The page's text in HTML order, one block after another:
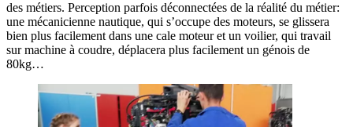
des métiers. Perception parfois déconnectées de la réalité du métier:
une mécanicienne nautique, qui s’occupe des moteurs, se glissera
bien plus facilement dans une cale moteur et un voilier, qui travail
sur machine à coudre, déplacera plus facilement un génois de
80kg…